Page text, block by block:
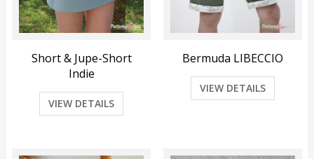
Short & Jupe-Short
Indie
VIEW DETAILS
Bermuda LIBECCIO
VIEW DETAILS